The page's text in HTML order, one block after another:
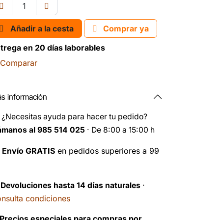
Añadir a la cesta
Comprar ya
en 20 días laborables
Comparar
información
¿Necesitas ayuda para hacer tu pedido?
al 985 514 025 · De 8:00 a 15:00 h
Envío GRATIS en pedidos superiores a 99
Devoluciones hasta 14 días naturales ·
condiciones